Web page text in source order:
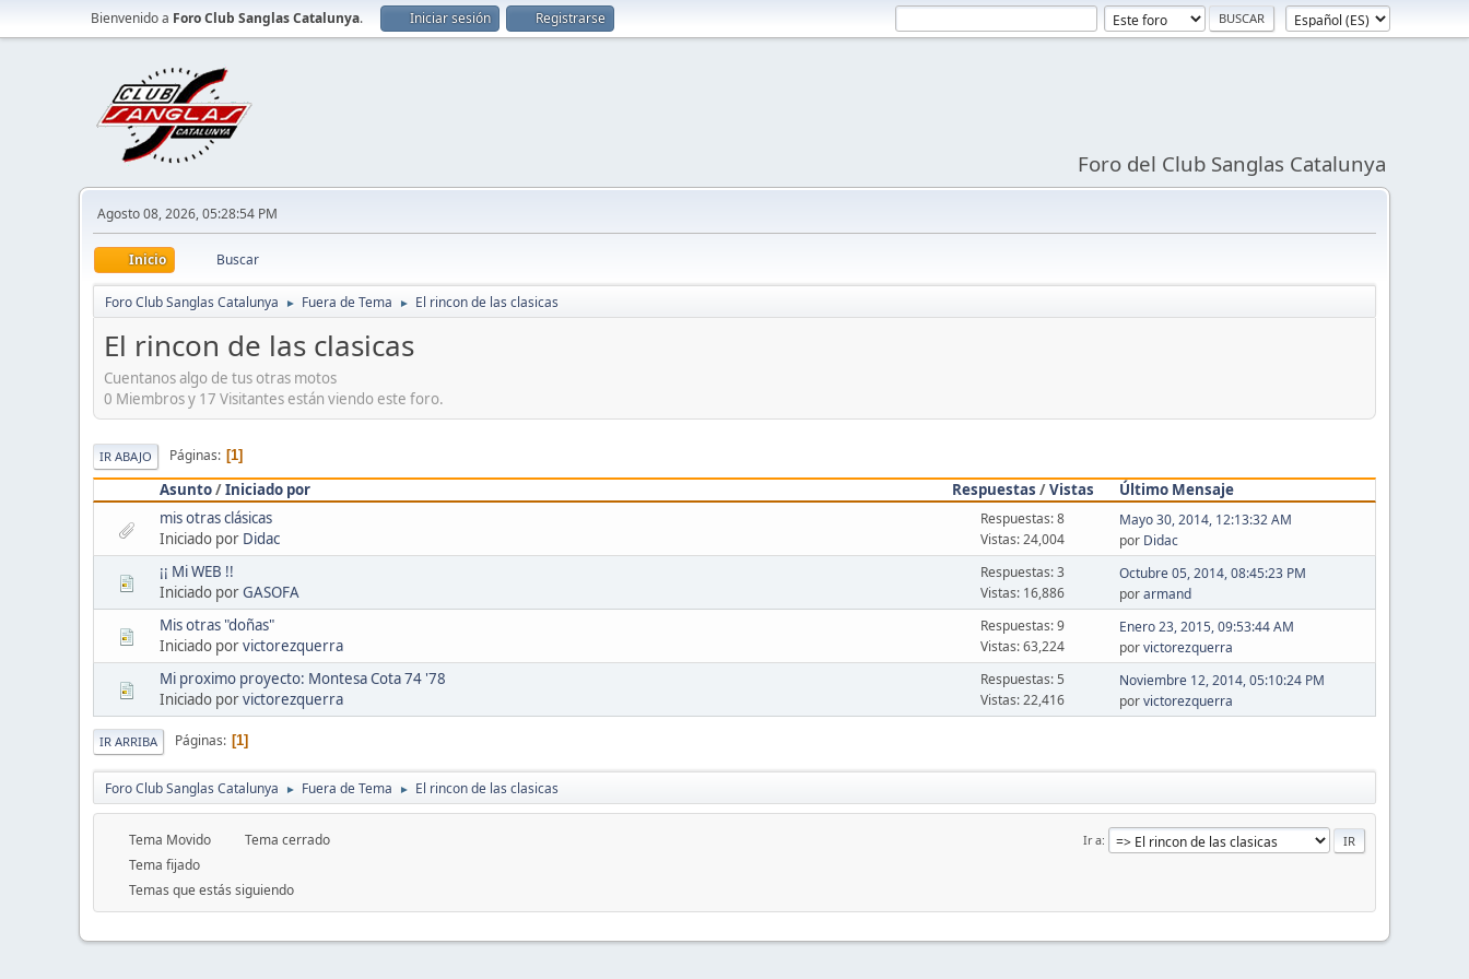
Bienvenido a Foro Club Sanglas Catalunya. Iniciar sesión Registrarse
Foro del Club Sanglas Catalunya
Agosto 08, 2026, 05:28:54 PM
Inicio Buscar
Foro Club Sanglas Catalunya ► Fuera de Tema ► El rincon de las clasicas
El rincon de las clasicas
Cuentanos algo de tus otras motos
0 Miembros y 17 Visitantes están viendo este foro.
IR ABAJO Páginas 1
Asunto/Iniciado por Respuestas /Vistas
Último Mensaje
mis otras clásicas
Iniciado por Didac
Respuestas: 8
Vistas: 24,004
Mayo 30, 2014, 12:13:32 AM
por Didac
¡¡ Mi WEB !!
Iniciado porGASOFA
Respuestas: 3
Vistas: 16,886
Octubre 05, 2014, 08:45:23 PM
porarmand
Mis otras "doñas"
Iniciado porvictorezquerra
Respuestas: 9
Vistas: 63,224
Enero 23, 2015, 09:53:44 AM
porvictorezquerra
Mi proximo proyecto: Montesa Cota 74 '78
Iniciado porvictorezquerra
Respuestas: 5
Vistas: 22,416
Noviembre 12, 2014, 05:10:24 PM
porvictorezquerra
IR ARRIBA Páginas 1
Foro Club Sanglas Catalunya ► Fuera de Tema ► El rincon de las clasicas
Ir a
Tema Movido
Tema cerrado
Tema fijado
Temas que estás siguiendo